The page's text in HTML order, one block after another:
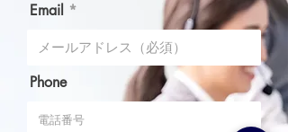
Email
Phone